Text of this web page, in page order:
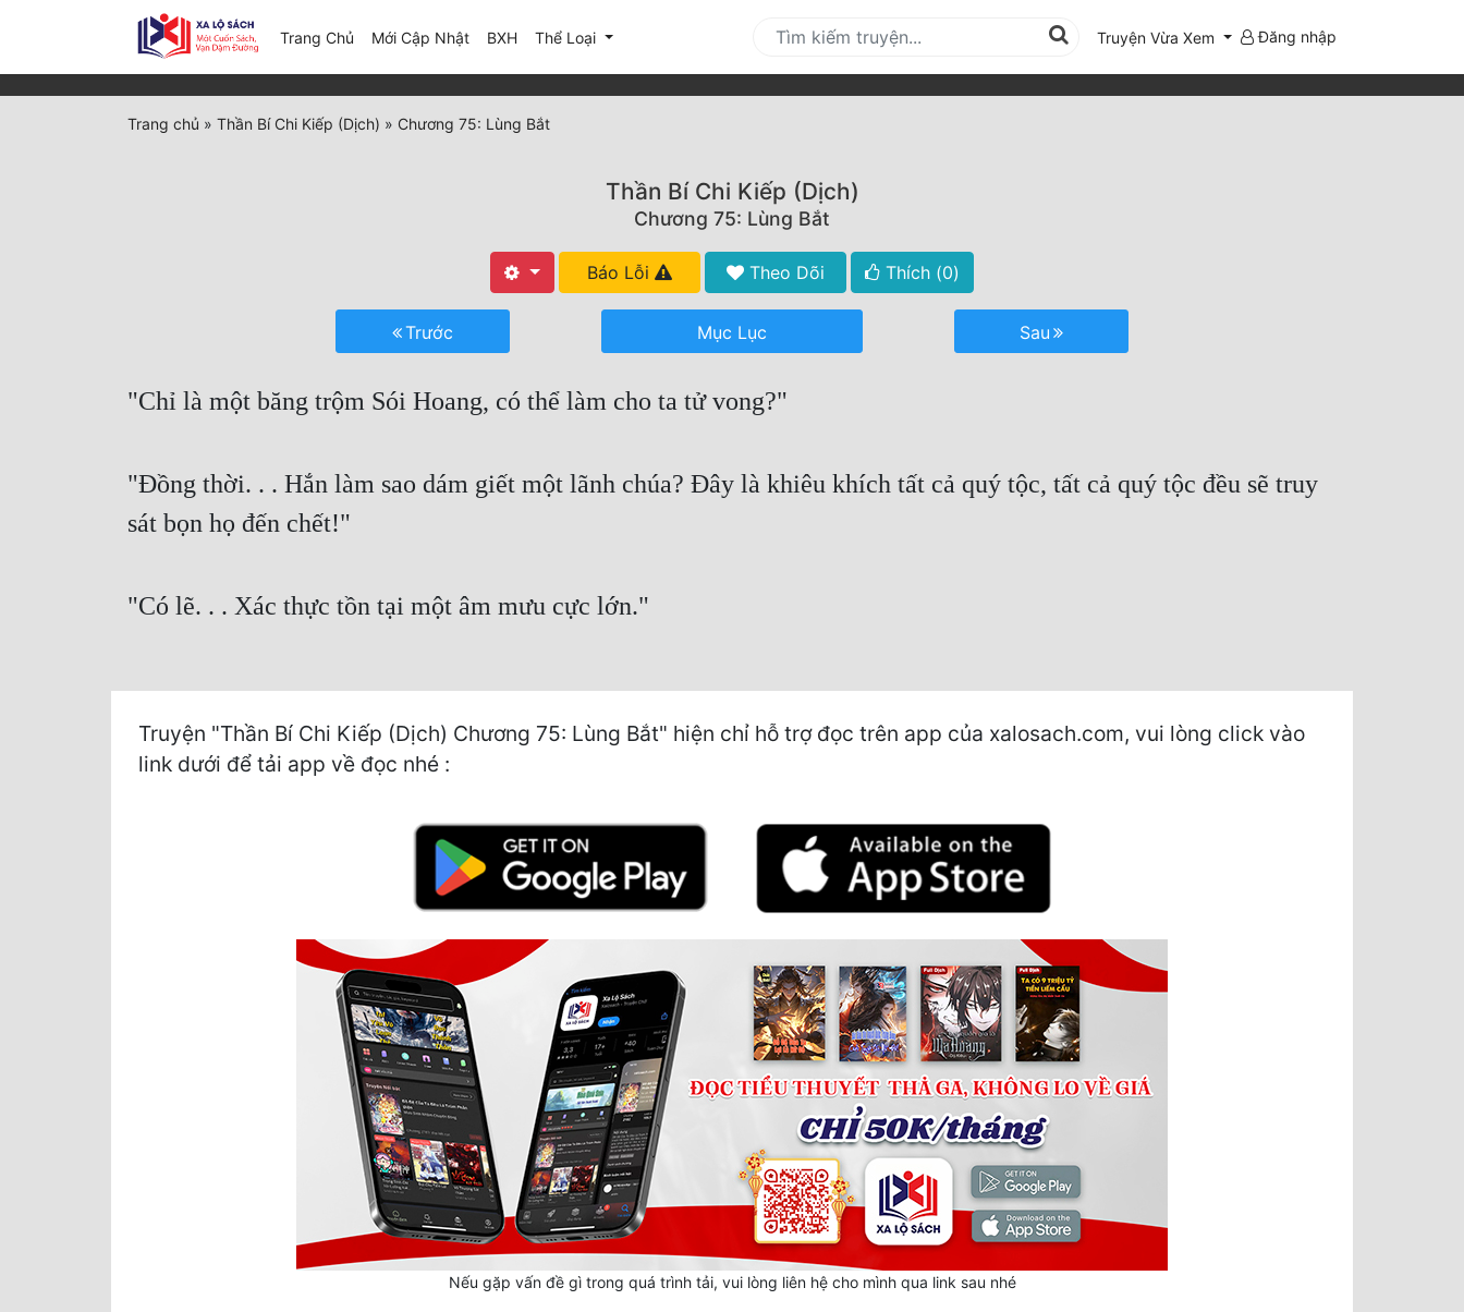
Trang Chủ Mới Cập Nhật(current)
BXH Thể Loại Truyện Vừa Xem Đăng nhập
Trang chủ » Thần Bí Chi Kiếp (Dịch) » Chương 75: Lùng Bắt
Thần Bí Chi Kiếp (Dịch)
Chương 75: Lùng Bắt
Báo Lỗi Theo Dõi Thích (0)
Trước Mục Lục Sau
"Chỉ là một băng trộm Sói Hoang, có thể làm cho ta tử vong?"
"Đồng thời. . . Hắn làm sao dám giết một lãnh chúa? Đây là khiêu khích tất cả quý tộc, tất cả quý tộc đều sẽ truy
sát bọn họ đến chết!"
"Có lẽ. . . Xác thực tồn tại một âm mưu cực lớn."
Truyện "Thần Bí Chi Kiếp (Dịch) Chương 75: Lùng Bắt" hiện chỉ hỗ trợ đọc trên app của xalosach.com, vui lòng click vào
link dưới để tải app về đọc nhé :
Nếu gặp vấn đề gì trong quá trình tải, vui lòng liên hệ cho mình qua link sau nhé